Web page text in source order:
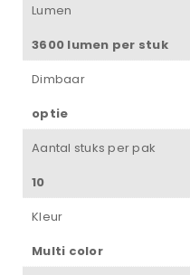
Lumen
3600 lumen per stuk
Dimbaar
optie
Aantal stuks per pak
10
Kleur
Multi color